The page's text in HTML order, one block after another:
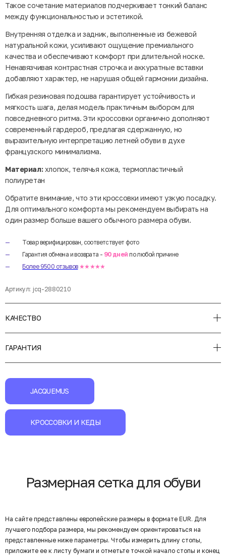
Такое сочетание материалов подчеркивает тонкий баланс
между функциональностью и эстетикой.
Внутренняя отделка и задник, выполненные из бежевой
натуральной кожи, усиливают ощущение премиального
качества и обеспечивают комфорт при длительной носке.
Ненавязчивая контрастная строчка и аккуратные вставки
добавляют характер, не нарушая общей гармонии дизайна.
Гибкая резиновая подошва гарантирует устойчивость и
мягкость шага, делая модель практичным выбором для
повседневного ритма. Эти кроссовки органично дополняют
современный гардероб, предлагая сдержанную, но
выразительную интерпретацию летней обуви в духе
французского минимализма.
Материал:хлопок, телячья кожа, термопластичный
полиуретан
Обратите внимание, что эти кроссовки имеют узкую посадку.
Для оптимального комфорта мы рекомендуем выбирать на
один размер больше вашего обычного размера обуви.
Товар верифицирован, соответствует фото
Гарантия обмена и возврата - 90 дней по любой причине
Более 9500 отзывов ★★★★★
Артикул: jcq-2880210
КАЧЕСТВО
ГАРАНТИЯ
JACQUEMUS
КРОССОВКИ И КЕДЫ
Размерная сетка для обуви
На сайте представлены европейские размеры в формате EUR. Для
лучшего подбора размера, мы рекомендуем ориентироваться на
представленные ниже параметры. Чтобы измерить длину стопы,
приложите ее к листу бумаги и отметьте точкой начало стопы и конец